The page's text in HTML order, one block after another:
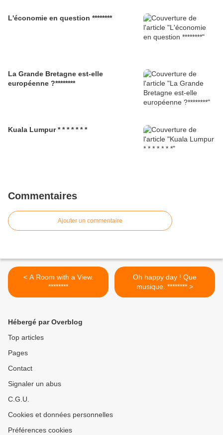
L'économie en question ********
La Grande Bretagne est-elle
européenne ?********
Kuala Lumpur * * * * * * *
Commentaires
Ajouter un commentaire
< A Room with a View.
********
Oh happy day ! Que
musique. ******** >
Hébergé par Overblog
Top articles
Pages
Contact
Signaler un abus
C.G.U.
Cookies et données personnelles
Préférences cookies